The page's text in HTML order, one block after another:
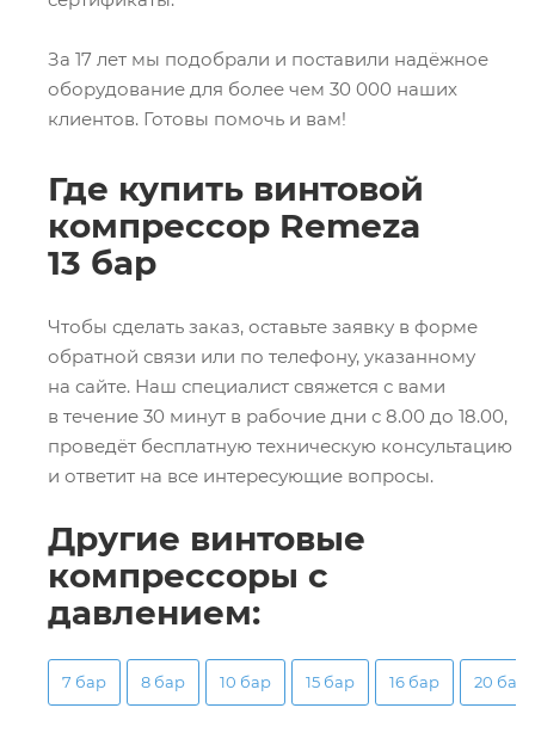
За 17 лет мы подобрали и поставили надёжное
оборудование для более чем 30 000 наших
клиентов. Готовы помочь и вам!
Где купить винтовой
компрессор Remeza
13 бар
Чтобы сделать заказ, оставьте заявку в форме
обратной связи или по телефону, указанному
на сайте. Наш специалист свяжется с вами
в течение 30 минут в рабочие дни с 8.00 до 18.00,
проведёт бесплатную техническую консультацию
и ответит на все интересующие вопросы.
Другие винтовые
компрессоры с
давлением:
7 бар 8 бар 10 бар 15 бар 16 бар 20 бар